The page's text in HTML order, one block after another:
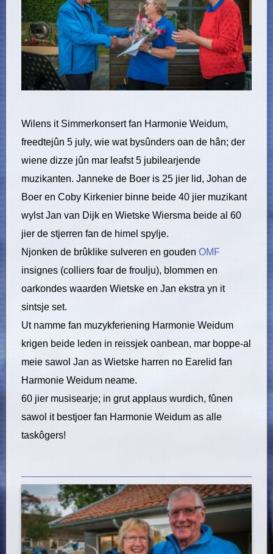
Wilens it Simmerkonsert fan Harmonie Weidum,
freedtejûn 5 july, wie wat bysûnders oan de hân; der
wiene dizze jûn mar leafst 5 jubilearjende
muzikanten. Janneke de Boer is 25 jier lid, Johan de
Boer en Coby Kirkenier binne beide 40 jier muzikant
wylst Jan van Dijk en Wietske Wiersma beide al 60
jier de stjerren fan de himel spylje.
Njonken de brûklike sulveren en goudenOMF
insignes (colliers foar de froulju), blommen en
oarkondes waarden Wietske en Jan ekstra yn it
sintsje set.
Ut namme fan muzykferiening Harmonie Weidum
krigen beide leden in reissjek oanbean, mar boppe-al
meie sawol Jan as Wietske harren no Earelid fan
Harmonie Weidum neame.
60 jier musisearje; in grut applaus wurdich, fûnen
sawol it bestjoer fan Harmonie Weidum as alle
taskôgers!